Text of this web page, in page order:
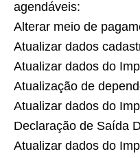
agendáveis:
Alterar meio de
Atualizar dados
Atualizar dados do
Atualização de
Atualizar dados do
Declaração de Saída
Atualizar dados do